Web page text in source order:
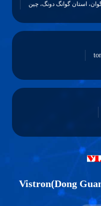
استان گوانگ دونگ، چين
Vistron(Dong